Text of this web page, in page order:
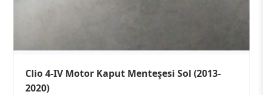
Clio 4-IV Motor Kaput Menteşesi Sol (2013-
2020)